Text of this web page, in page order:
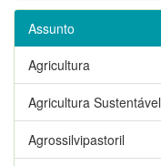
Assunto
Agricultura
Agricultura Sustentável
Agrossilvipastoril